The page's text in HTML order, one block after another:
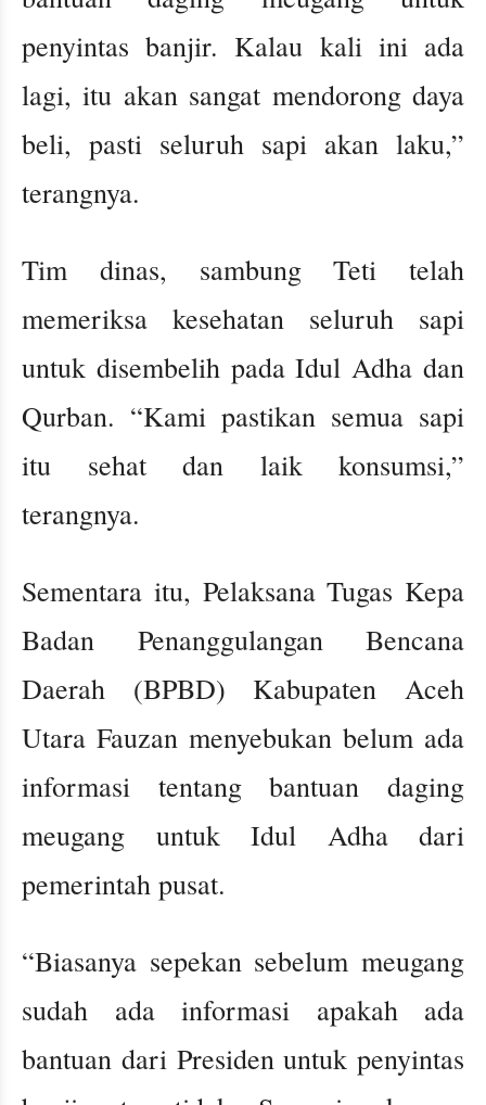
penyintas banjir. Kalau kali ini ada
lagi, itu akan sangat mendorong daya
beli, pasti seluruh sapi akan laku,”
terangnya.
Tim dinas, sambung Teti telah
memeriksa kesehatan seluruh sapi
untuk disembelih pada Idul Adha dan
Qurban. “Kami pastikan semua sapi
itu sehat dan laik konsumsi,”
terangnya.
Sementara itu, Pelaksana Tugas Kepa
Badan Penanggulangan Bencana
Daerah (BPBD) Kabupaten Aceh
Utara Fauzan menyebukan belum ada
informasi tentang bantuan daging
meugang untuk Idul Adha dari
pemerintah pusat.
“Biasanya sepekan sebelum meugang
sudah ada informasi apakah ada
bantuan dari Presiden untuk penyintas